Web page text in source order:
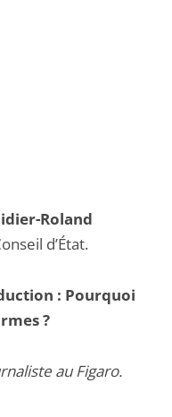
Roland
d’État.
: Pourquoi
?
au Figaro.